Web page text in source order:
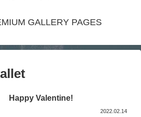
GALLERY PAGES
Happy Valentine!
2022.02.14